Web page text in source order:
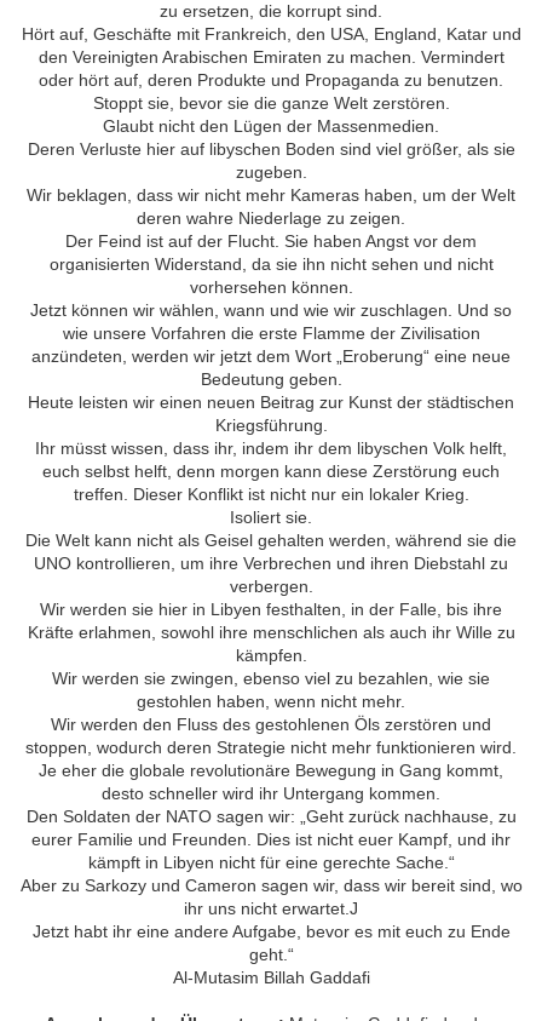
zu ersetzen, die korrupt sind.
Hört auf, Geschäfte mit Frankreich, den USA, England, Katar und
den Vereinigten Arabischen Emiraten zu machen. Vermindert
oder hört auf, deren Produkte und Propaganda zu benutzen.
Stoppt sie, bevor sie die ganze Welt zerstören.
Glaubt nicht den Lügen der Massenmedien.
Deren Verluste hier auf libyschen Boden sind viel größer, als sie
zugeben.
Wir beklagen, dass wir nicht mehr Kameras haben, um der Welt
deren wahre Niederlage zu zeigen.
Der Feind ist auf der Flucht. Sie haben Angst vor dem
organisierten Widerstand, da sie ihn nicht sehen und nicht
vorhersehen können.
Jetzt können wir wählen, wann und wie wir zuschlagen. Und so
wie unsere Vorfahren die erste Flamme der Zivilisation
anzündeten, werden wir jetzt dem Wort „Eroberung“ eine neue
Bedeutung geben.
Heute leisten wir einen neuen Beitrag zur Kunst der städtischen
Kriegsführung.
Ihr müsst wissen, dass ihr, indem ihr dem libyschen Volk helft,
euch selbst helft, denn morgen kann diese Zerstörung euch
treffen. Dieser Konflikt ist nicht nur ein lokaler Krieg.
Isoliert sie.
Die Welt kann nicht als Geisel gehalten werden, während sie die
UNO kontrollieren, um ihre Verbrechen und ihren Diebstahl zu
verbergen.
Wir werden sie hier in Libyen festhalten, in der Falle, bis ihre
Kräfte erlahmen, sowohl ihre menschlichen als auch ihr Wille zu
kämpfen.
Wir werden sie zwingen, ebenso viel zu bezahlen, wie sie
gestohlen haben, wenn nicht mehr.
Wir werden den Fluss des gestohlenen Öls zerstören und
stoppen, wodurch deren Strategie nicht mehr funktionieren wird.
Je eher die globale revolutionäre Bewegung in Gang kommt,
desto schneller wird ihr Untergang kommen.
Den Soldaten der NATO sagen wir: „Geht zurück nachhause, zu
eurer Familie und Freunden. Dies ist nicht euer Kampf, und ihr
kämpft in Libyen nicht für eine gerechte Sache.“
Aber zu Sarkozy und Cameron sagen wir, dass wir bereit sind, wo
ihr uns nicht erwartet.J
Jetzt habt ihr eine andere Aufgabe, bevor es mit euch zu Ende
geht.“
Al-Mutasim Billah Gaddafi